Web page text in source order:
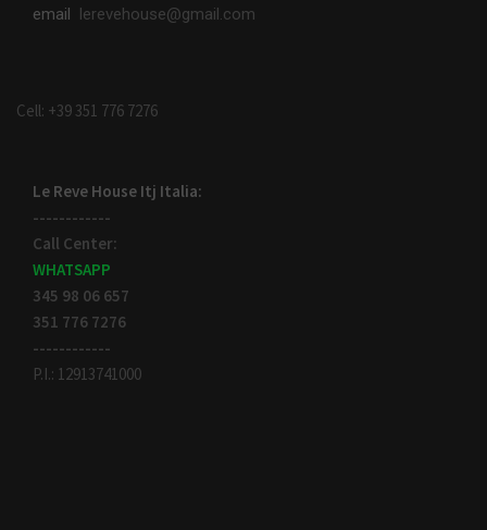
email lerevehouse@gmail.com
Cell: +39 351 776 7276
Le Reve House Itj Italia:
------------
Call Center:
WHATSAPP
345 98 06 657
351 776 7276
------------
P.I.: 12913741000